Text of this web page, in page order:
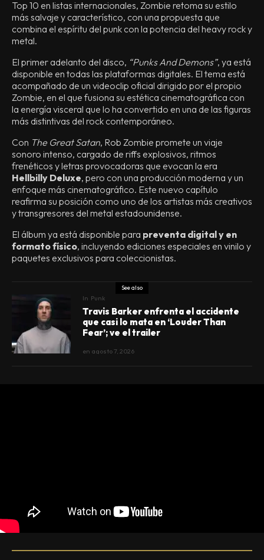
Top 10 en listas internacionales, Zombie retoma su estilo
más salvaje y característico, con una propuesta que
combina el espíritu del punk con la potencia del heavy rock y
metal.
El primer adelanto del disco, “Punks And Demons”, ya está
disponible en todas las plataformas digitales. El tema está
acompañado de un videoclip oficial dirigido por el propio
Zombie, en el que fusiona su estética cinematográfica con
la energía visceral que lo ha convertido en una de las figuras
más distintivas del rock contemporáneo.
Con The Great Satan, Rob Zombie promete un viaje
sonoro intenso, cargado de riffs explosivos, ritmos
frenéticos y letras provocadoras que evocan la era
Hellbilly Deluxe, pero con una producción moderna y un
enfoque más cinematográfico. Este nuevo capítulo
reafirma su posición como uno de los artistas más creativos
y transgresores del metal estadounidense.
El álbum ya está disponible para preventa digital y en
formato físico, incluyendo ediciones especiales en vinilo y
paquetes exclusivos para coleccionistas.
See also
In Punk
Travis Barker enfrenta el accidente
que casi lo mata en ‘Louder Than
Fear’; ve el trailer
en agosto 7, 2026